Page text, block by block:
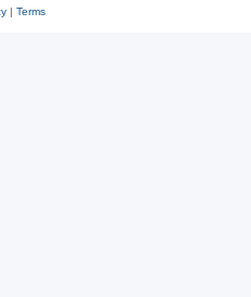
| Terms